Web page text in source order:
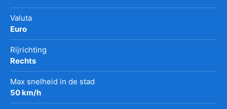
Valuta
Euro
Rijrichting
Rechts
Max snelheid in de stad
50 km/h